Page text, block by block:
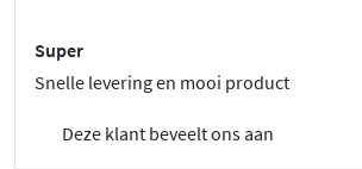
Super
Snelle levering en mooi product
Deze klant beveelt ons aan